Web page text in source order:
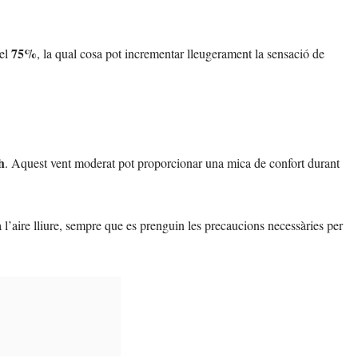
75%, la qual cosa pot incrementar lleugerament la sensació de
. Aquest vent moderat pot proporcionar una mica de confort durant
lliure, sempre que es prenguin les precaucions necessàries per